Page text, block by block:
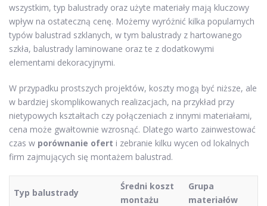
wszystkim, typ balustrady oraz użyte materiały mają kluczowy
wpływ na ostateczną cenę. Możemy wyróżnić kilka popularnych
typów balustrad szklanych, w tym balustrady z hartowanego
szkła, balustrady laminowane oraz te z dodatkowymi
elementami dekoracyjnymi.
W przypadku prostszych projektów, koszty mogą być niższe, ale
w bardziej skomplikowanych realizacjach, na przykład przy
nietypowych kształtach czy połączeniach z innymi materiałami,
cena może gwałtownie wzrosnąć. Dlatego warto zainwestować
czas w porównanie ofert i zebranie kilku wycen od lokalnych
firm zajmujących się montażem balustrad.
Typ balustrady
Średni koszt
montażu
Grupa
materiałów